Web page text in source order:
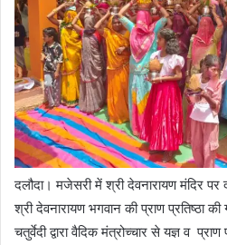
दलौदा। मजेसरी में श्री देवनारायण मंदिर पर
श्री देवनारायण भगवान की प्राण प्रतिष्ठा की
चतुर्वेदी द्वारा वैदिक मंत्रोच्चार से यज्ञ व